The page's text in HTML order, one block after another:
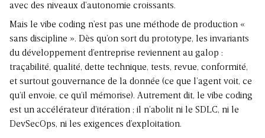
avec des niveaux d’autonomie croissants.
Mais le vibe coding n’est pas une méthode de production «
sans discipline ». Dès qu’on sort du prototype, les invariants
du développement d’entreprise reviennent au galop :
traçabilité, qualité, dette technique, tests, revue, conformité,
et surtout gouvernance de la donnée (ce que l’agent voit, ce
qu’il envoie, ce qu’il mémorise). Autrement dit, le vibe coding
est un accélérateur d’itération ; il n’abolit ni le SDLC, ni le
DevSecOps, ni les exigences d’exploitation.